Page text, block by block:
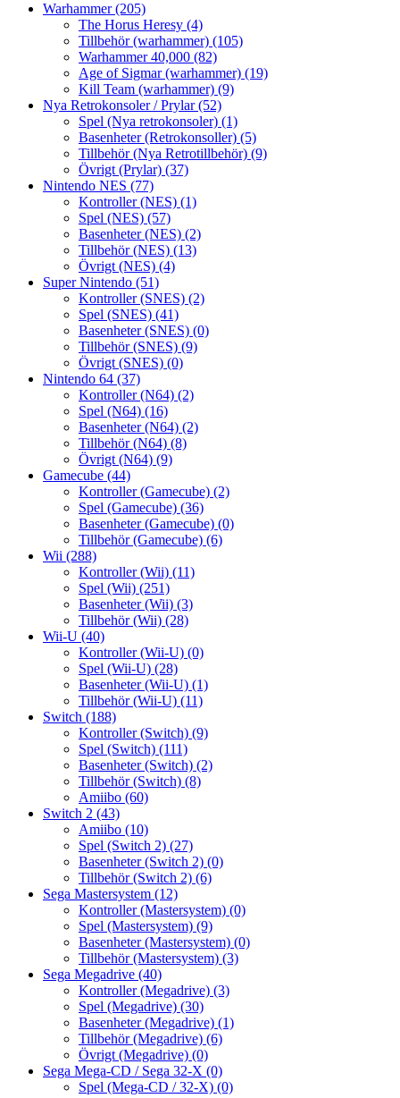
Warhammer(205)
The Horus Heresy (4)
Tillbehör (warhammer) (105)
Warhammer 40,000 (82)
Age of Sigmar (warhammer) (19)
Kill Team (warhammer) (9)
Nya Retrokonsoler / Prylar(52)
Spel (Nya retrokonsoler) (1)
Basenheter (Retrokonsoller) (5)
Tillbehör (Nya Retrotillbehör) (9)
Övrigt (Prylar) (37)
Nintendo NES (77)
Kontroller (NES) (1)
Spel (NES) (57)
Basenheter (NES) (2)
Tillbehör (NES) (13)
Övrigt (NES) (4)
Super Nintendo (51)
Kontroller (SNES) (2)
Spel (SNES) (41)
Basenheter (SNES) (0)
Tillbehör (SNES) (9)
Övrigt (SNES) (0)
Nintendo 64 (37)
Kontroller (N64) (2)
Spel (N64) (16)
Basenheter (N64) (2)
Tillbehör (N64) (8)
Övrigt (N64) (9)
Gamecube (44)
Kontroller (Gamecube) (2)
Spel (Gamecube) (36)
Basenheter (Gamecube) (0)
Tillbehör (Gamecube) (6)
Wii (288)
Kontroller (Wii) (11)
Spel (Wii) (251)
Basenheter (Wii) (3)
Tillbehör (Wii) (28)
Wii-U (40)
Kontroller (Wii-U) (0)
Spel (Wii-U) (28)
Basenheter (Wii-U) (1)
Tillbehör (Wii-U) (11)
Switch (188)
Kontroller (Switch) (9)
Spel (Switch) (111)
Basenheter (Switch) (2)
Tillbehör (Switch) (8)
Amiibo (60)
Switch 2 (43)
Amiibo (10)
Spel (Switch 2) (27)
Basenheter (Switch 2) (0)
Tillbehör (Switch 2) (6)
Sega Mastersystem (12)
Kontroller (Mastersystem) (0)
Spel (Mastersystem) (9)
Basenheter (Mastersystem) (0)
Tillbehör (Mastersystem) (3)
Sega Megadrive (40)
Kontroller (Megadrive) (3)
Spel (Megadrive) (30)
Basenheter (Megadrive) (1)
Tillbehör (Megadrive) (6)
Övrigt (Megadrive) (0)
Sega Mega-CD / Sega 32-X (0)
Spel (Mega-CD / 32-X) (0)